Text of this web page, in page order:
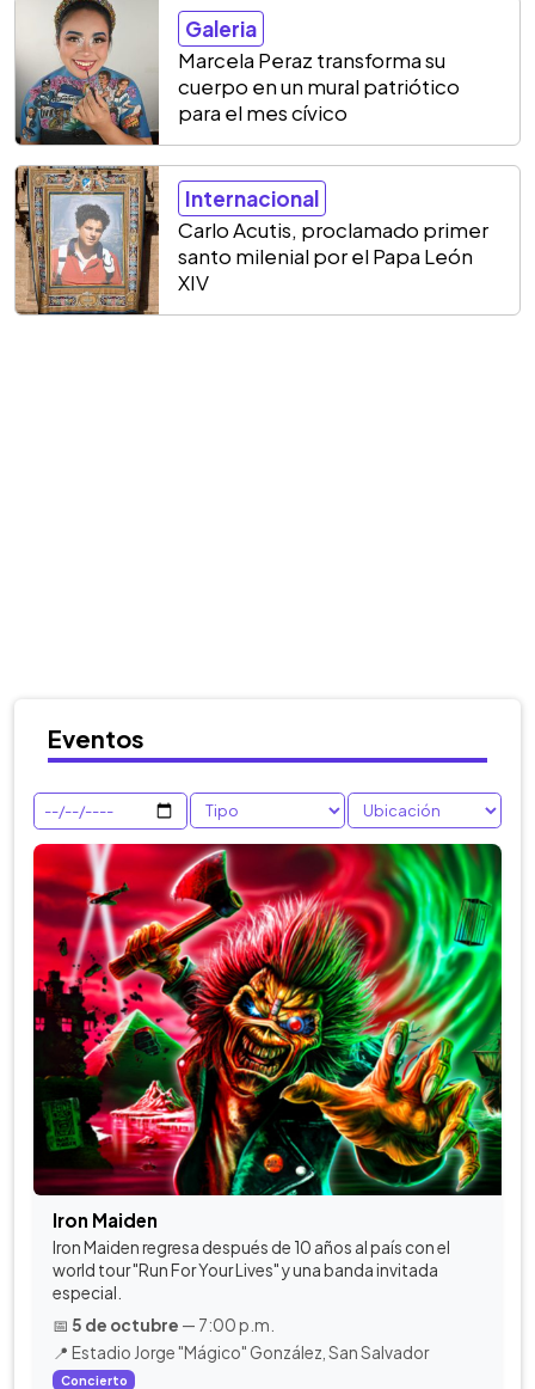
Galeria
Marcela Peraz transforma su
cuerpo en un mural patriótico
para el mes cívico
Internacional
Carlo Acutis, proclamado primer
santo milenial por el Papa León
XIV
Eventos
Iron Maiden
Iron Maiden regresa después de 10 años al país con el
world tour "Run For Your Lives" y una banda invitada
especial.
📅 5 de octubre — 7:00 p.m.
📍 Estadio Jorge "Mágico" González, San Salvador
Concierto